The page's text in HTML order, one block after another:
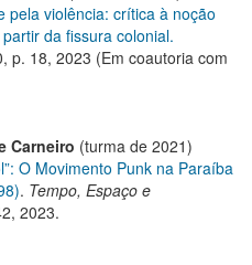
pela violência: crítica à noção
da fissura colonial.
p. 18, 2023 (Em coautoria com
Carneiro (turma de 2021)
O Movimento Punk na Paraíba
. Tempo, Espaço e
2023.